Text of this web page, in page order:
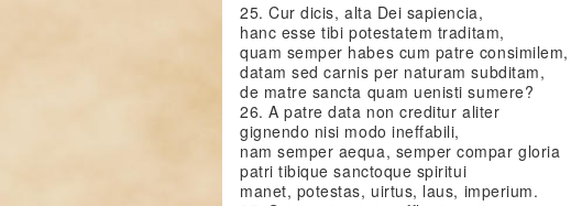
25. Cur dicis, alta Dei sapiencia,
hanc esse tibi potestatem traditam,
quam semper habes cum patre consimilem,
datam sed carnis per naturam subditam,
de matre sancta quam uenisti sumere?
26. A patre data non creditur aliter
gignendo nisi modo ineffabili,
nam semper aequa, semper compar gloria
patri tibique sanctoque spiritui
manet, potestas, uirtus, laus, imperium.